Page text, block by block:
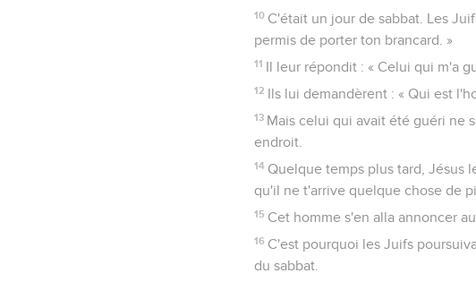
10 C'était un jour de sabbat. Les
permis de porter ton brancard. »
11 Il leur répondit : « Celui qui m'a
12 Ils lui demandèrent : « Qui est
13 Mais celui qui avait été guéri ne
endroit.
14 Quelque temps plus tard, Jésus
qu'il ne t'arrive quelque chose de
15 Cet homme s'en alla annoncer
16 C'est pourquoi les Juifs
du sabbat.